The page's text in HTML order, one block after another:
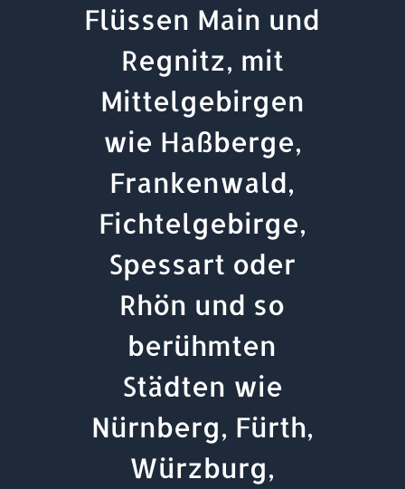
Flüssen Main und
Regnitz, mit
Mittelgebirgen
wie Haßberge,
Frankenwald,
Fichtelgebirge,
Spessart oder
Rhön und so
berühmten
Städten wie
Nürnberg, Fürth,
Würzburg,